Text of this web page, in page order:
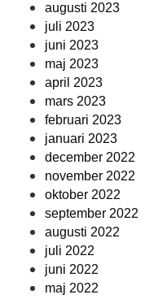
augusti 2023
juli 2023
juni 2023
maj 2023
april 2023
mars 2023
februari 2023
januari 2023
december 2022
november 2022
oktober 2022
september 2022
augusti 2022
juli 2022
juni 2022
maj 2022